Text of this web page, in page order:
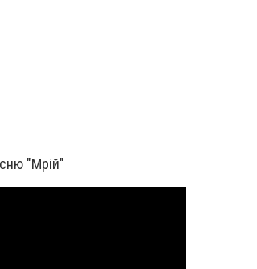
"Мрій"